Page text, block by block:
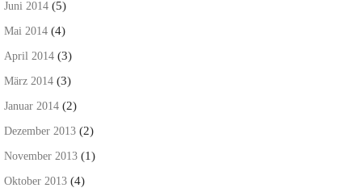
Juni 2014 (5)
Mai 2014 (4)
April 2014 (3)
März 2014 (3)
Januar 2014 (2)
Dezember 2013 (2)
November 2013 (1)
Oktober 2013 (4)